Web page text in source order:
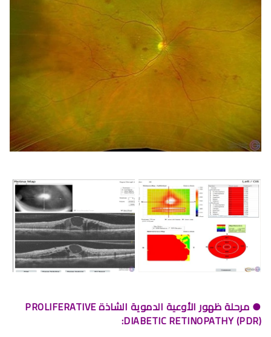
● مرحلة ظهور الأوعية الدموية الشاذة PROLIFERATIVE
DIABETIC RETINOPATHY (PDR):